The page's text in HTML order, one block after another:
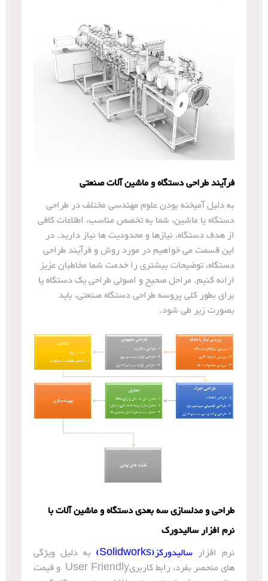
فرآیند طراحی دستگاه و ماشین آلات صنعتی
به دلیل آمیخته بودن علوم مهندسی مختلف در طراحی
دستگاه یا ماشین، شما به تخصص مناسب، اطلاعات کافی
از هدف دستگاه، نیازها و محدودیت ها نیاز دارید. در
این قسمت می خواهیم در مورد روش و فرآیند طراحی
دستگاه، توضیحات بیشتری را خدمت شما مخاطبان عزیز
ارائه کنیم. مراحل صحیح و اصولی طراحی یک دستگاه یا
برای بطور کلی پروسه طراحی دستگاه صنعتی، باید
بصورت زیر طی شود.
طراحی و مدلسازی سه بعدی دستگاه و ماشین آلات با
نرم افزار سالیدورک
نرم افزار سالیدورکز(Solidworks ) به دلیل ویژگی
های منحصر بفرد، رابط کاربریUser Friendly و قیمت